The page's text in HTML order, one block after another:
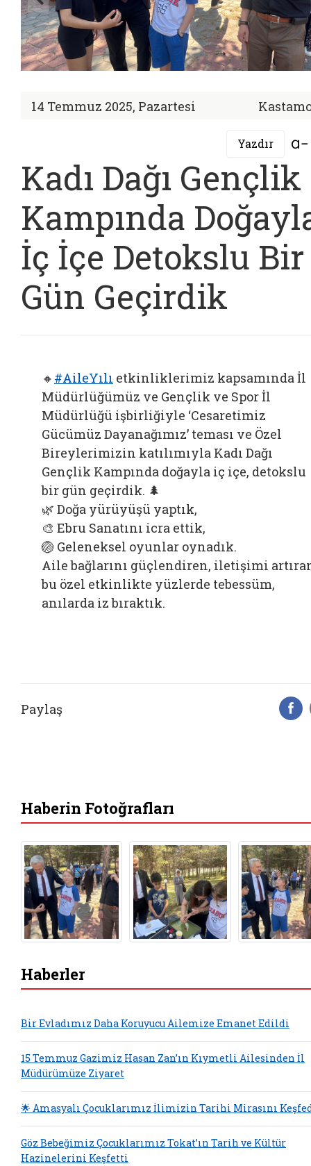
14 Temmuz 2025, Pazartesi
Yazdır
Kadı Dağı Gençlik
Kampında
İç İçe Detokslu Bir
Gün Geçirdik
🔸 #AileYılı etkinliklerimiz kapsamında İl
Müdürlüğümüz ve Gençlik ve Spor İl
Müdürlüğü işbirliğiyle ‘Cesaretimiz
Gücümüz Dayanağımız’ teması ve Özel
Bireylerimizin katılımıyla Kadı Dağı
Gençlik Kampında doğayla iç içe, detokslu
bir gün geçirdik. 🌲
🌿 Doğa yürüyüşü yaptık,
🎨 Ebru Sanatını icra ettik,
🏐 Geleneksel oyunlar oynadık.
Aile bağlarını güçlendiren, iletişimi
bu özel etkinlikte yüzlerde tebessüm,
anılarda iz bıraktık.
Paylaş
Haberin Fotoğrafları
Haberler
Bir Evladımız Daha Koruyucu Ailemize Emanet Edildi
15 Temmuz Gazimiz Hasan Zan’ın Kıymetli Ailesinden İl
Müdürümüze Ziyaret
🌟 Amasyalı Çocuklarımız İlimizin Tarihi Mirasını
Göz Bebeğimiz Çocuklarımız Tokat’ın Tarih ve Kültür
Hazinelerini Keşfetti